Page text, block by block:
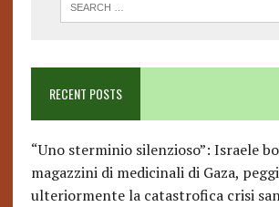
RECENT POSTS
“Uno sterminio silenzioso”: Israele
magazzini di medicinali di Gaza,
ulteriormente la catastrofica crisi